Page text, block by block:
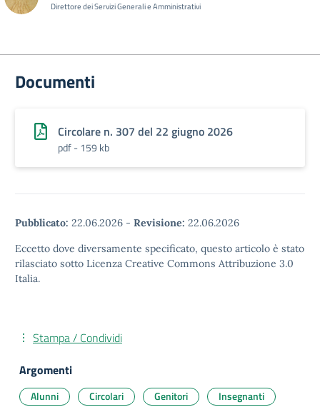
Direttore dei Servizi Generali e Amministrativi
Documenti
Circolare n. 307 del 22 giugno 2026
pdf - 159 kb
Pubblicato: 22.06.2026 - Revisione: 22.06.2026
Eccetto dove diversamente specificato, questo articolo è stato
rilasciato sotto Licenza Creative Commons Attribuzione 3.0
Italia.
Stampa / Condividi
Argomenti
Alunni Circolari Genitori
Insegnanti